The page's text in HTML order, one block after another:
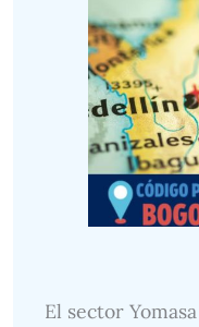
El sector